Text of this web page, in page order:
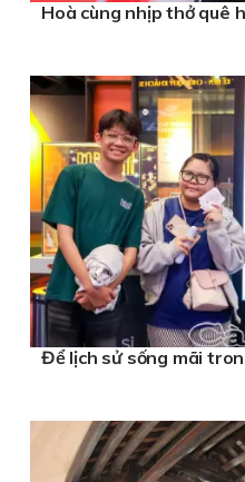
Hoà cùng nhịp thở quê
Để lịch sử sống mãi